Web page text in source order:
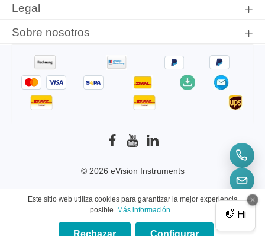
Legal
Sobre nosotros
© 2026 eVision Instruments
y los posibles gastos de envío, si
Este sitio web utiliza cookies para garantizar la mejor experiencia
posible. Más información...
Rechazar Configurar